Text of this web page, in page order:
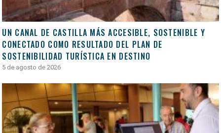
UN CANAL DE CASTILLA MÁS ACCESIBLE, SOSTENIBLE Y
CONECTADO COMO RESULTADO DEL PLAN DE
SOSTENIBILIDAD TURÍSTICA EN DESTINO
5 de agosto de 2026